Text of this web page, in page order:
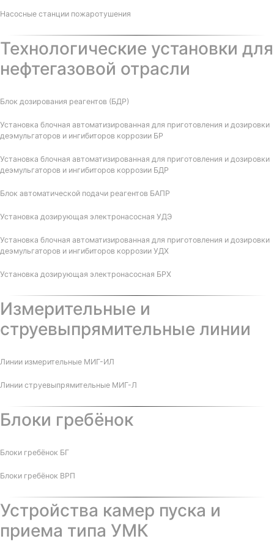
Насосные станции пожаротушения
Технологические установки для
нефтегазовой отрасли
Блок дозирования реагентов (БДР)
Установка блочная автоматизированная для приготовления и дозировки
деэмульгаторов и ингибиторов коррозии БР
Установка блочная автоматизированная для приготовления и дозировки
деэмульгаторов и ингибиторов коррозии БДР
Блок автоматической подачи реагентов БАПР
Установка дозирующая электронасосная УДЭ
Установка блочная автоматизированная для приготовления и дозировки
деэмульгаторов и ингибиторов коррозии УДХ
Установка дозирующая электронасосная БРХ
Измерительные и
струевыпрямительные линии
Линии измерительные МИГ-ИЛ
Линии струевыпрямительные МИГ-Л
Блоки гребёнок
Блоки гребёнок БГ
Блоки гребёнок ВРП
Устройства камер пуска и
приема типа УМК